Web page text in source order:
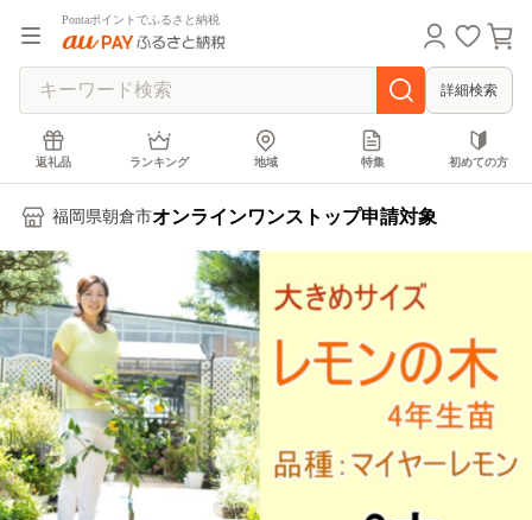
Pontaポイントでふるさと納税
詳細検索
返礼品 ランキング 地域 特集 初めての方
福岡県朝倉市オンラインワンストップ申請対象